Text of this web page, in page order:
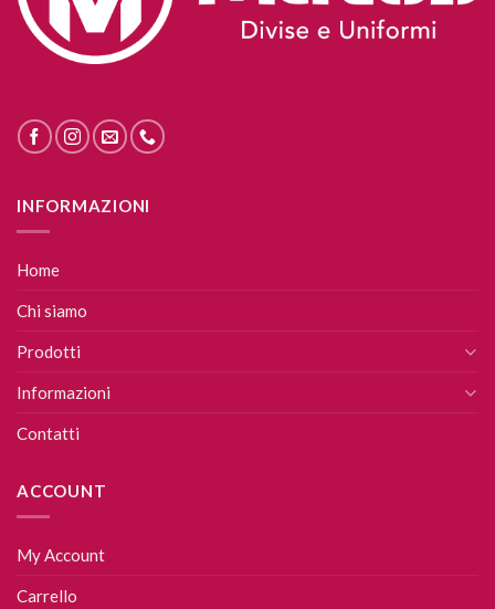
INFORMAZIONI
Home
Chi siamo
Prodotti
Informazioni
Contatti
ACCOUNT
My Account
Carrello